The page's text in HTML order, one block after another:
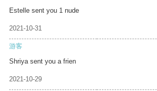
Estelle sent you 1 nude
2021-10-31
游客
Shriya sent you a frien
2021-10-29